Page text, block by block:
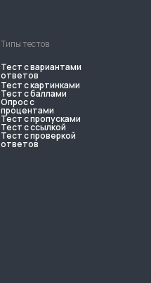
Тест с вариантами
ответов
Тест с картинками
Тест с баллами
Опрос с
процентами
Тест с пропусками
Тест с ссылкой
Тест с проверкой
ответов
Типы тестов